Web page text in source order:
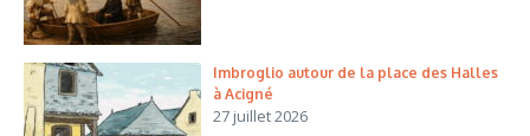
Imbroglio autour de la place des Halles
à Acigné
27 juillet 2026